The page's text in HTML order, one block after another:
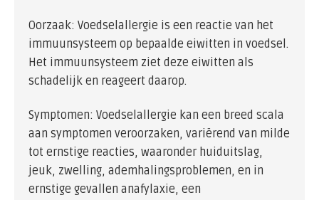
Oorzaak: Voedselallergie is een reactie van het
immuunsysteem op bepaalde eiwitten in voedsel.
Het immuunsysteem ziet deze eiwitten als
schadelijk en reageert daarop.
Symptomen: Voedselallergie kan een breed scala
aan symptomen veroorzaken, variërend van milde
tot ernstige reacties, waaronder huiduitslag,
jeuk, zwelling, ademhalingsproblemen, en in
ernstige gevallen anafylaxie, een